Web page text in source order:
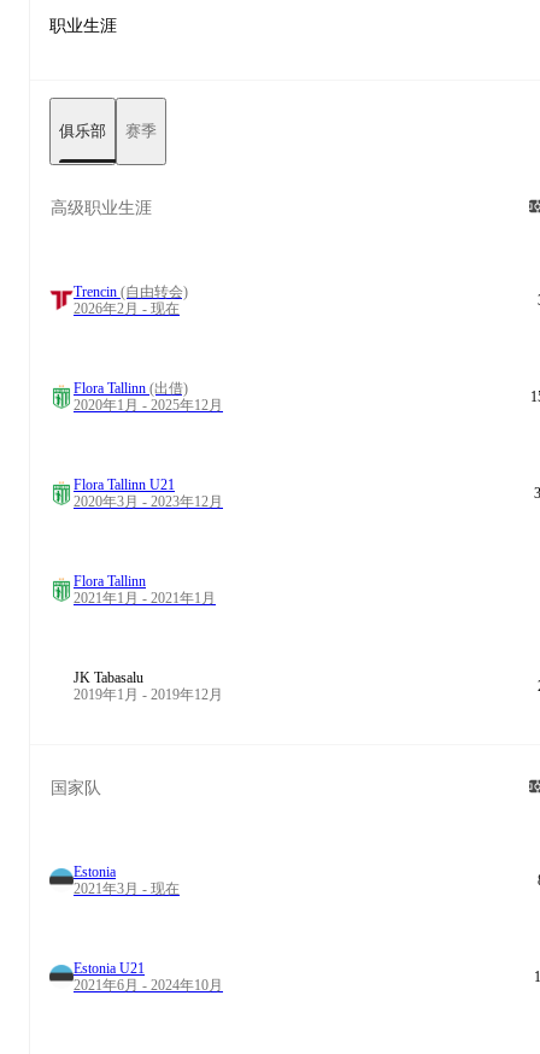
职业生涯
俱乐部 赛季
高级职业生涯
Trencin (自由转会)
2026年2月 - 现在
Flora Tallinn (出借)
2020年1月 - 2025年12月
Flora Tallinn U21
2020年3月 - 2023年12月
Flora Tallinn
2021年1月 - 2021年1月
JK Tabasalu
2019年1月 - 2019年12月
国家队
Estonia
2021年3月 - 现在
Estonia U21
2021年6月 - 2024年10月